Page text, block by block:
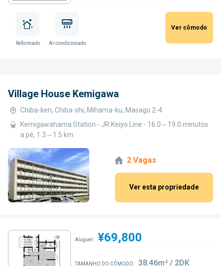
Reformado Ar-condicionado
Ver cômodo
Village House Kemigawa
Chiba-ken, Chiba-shi, Mihama-ku, Masago 2-4
Kemigawahama Station - JR Keiyo Line - 16.0～19.0 minutos
a pé, 1.3～1.5 km
2 Vagas
Ver esta propriedade
Aluguel: ¥69,800
TAMANHO DO CÔMODO: 38.46m² / 2DK